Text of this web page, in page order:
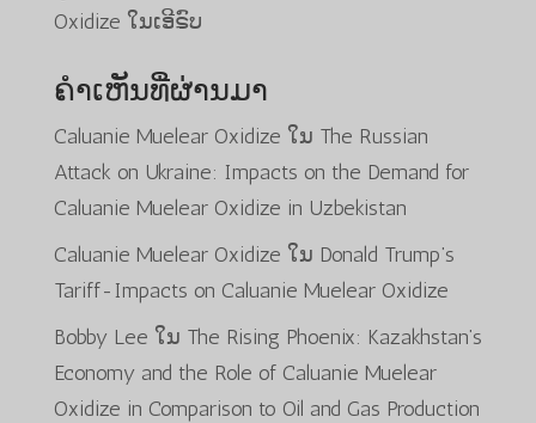
Oxidize ໃນເອີຣົບ
ຄຳເຫັນທີ່ຜ່ານມາ
Caluanie Muelear Oxidize ໃນ The Russian
Attack on Ukraine: Impacts on the Demand for
Caluanie Muelear Oxidize in Uzbekistan
Caluanie Muelear Oxidize ໃນ Donald Trump’s
Tariff-Impacts on Caluanie Muelear Oxidize
Bobby Lee ໃນ The Rising Phoenix: Kazakhstan’s
Economy and the Role of Caluanie Muelear
Oxidize in Comparison to Oil and Gas Production